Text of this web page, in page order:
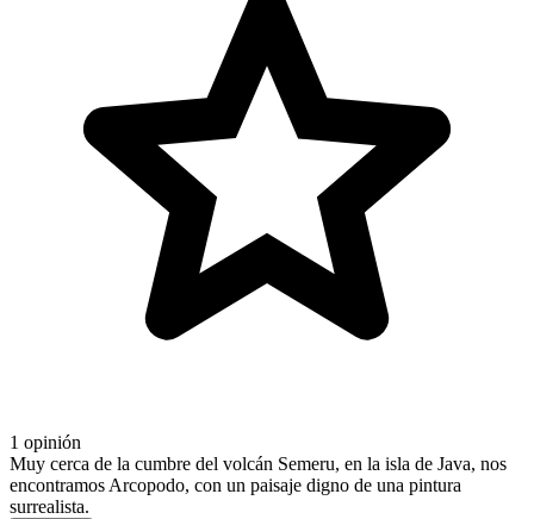
1 opinión
Muy cerca de la cumbre del volcán Semeru, en la isla de Java, nos
encontramos Arcopodo, con un paisaje digno de una pintura
surrealista.